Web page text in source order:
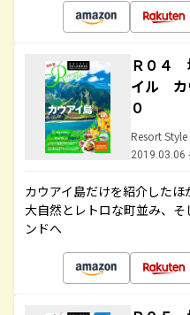
Ｒ０４
イル カ
０
Resort Style
2019.03.06
カウアイ島だけを紹介した
大自然とレトロな町並み、
ンドへ